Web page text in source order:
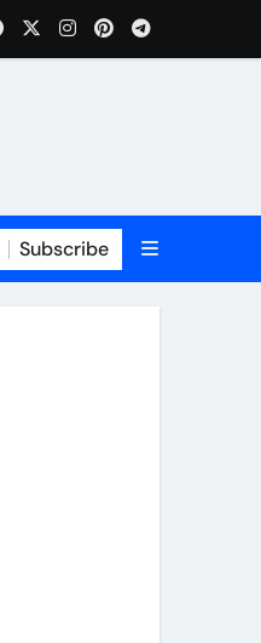
Subscribe